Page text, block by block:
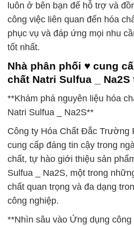
luôn ở bên bạn để hỗ trợ và
công việc liên quan đến hóa
phục vụ và đáp ứng mọi nhu
tốt nhất.
Nhà phân phối ♥ cung
chất Natri Sulfua _
**Khám phá nguyên liệu hóa
Natri Sulfua _ Na2S**
Công ty Hóa Chất Đắc Trường
cung cấp đáng tin cậy trong
chất, tự hào giới thiệu sản
Sulfua _ Na2S, một trong
chất quan trọng và đa dạng
công nghiệp.
**Nhìn sâu vào Ứng dụng